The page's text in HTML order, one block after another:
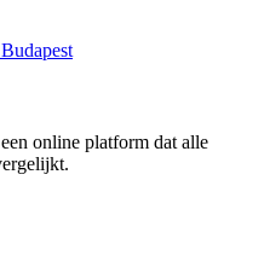
online platform dat alle